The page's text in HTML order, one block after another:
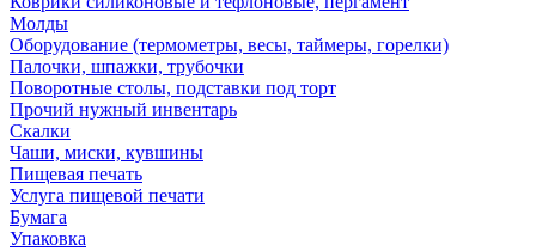
Молды
Оборудование (термометры, весы, таймеры, горелки)
Палочки, шпажки, трубочки
Поворотные столы, подставки под торт
Прочий нужный инвентарь
Скалки
Чаши, миски, кувшины
Пищевая печать
Услуга пищевой печати
Бумага
Упаковка